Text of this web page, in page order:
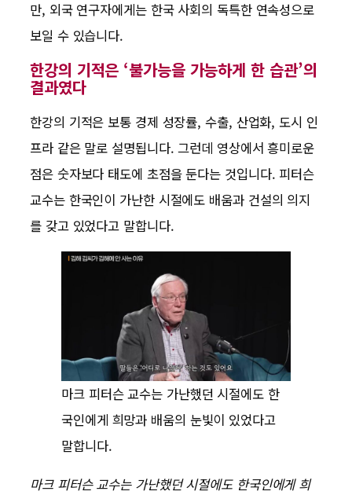
만, 외국 연구자에게는 한국 사회의 독특한 연속성으로
보일 수 있습니다.
한강의 기적은 ‘불가능을 가능하게 한 습관’의
결과였다
한강의 기적은 보통 경제 성장률, 수출, 산업화, 도시 인
프라 같은 말로 설명됩니다. 그런데 영상에서 흥미로운
점은 숫자보다 태도에 초점을 둔다는 것입니다. 피터슨
교수는 한국인이 가난한 시절에도 배움과 건설의 의지
를 갖고 있었다고 말합니다.
마크 피터슨 교수는 가난했던 시절에도 한
국인에게 희망과 배움의 눈빛이 있었다고
말합니다.
마크 피터슨 교수는 가난했던 시절에도 한국인에게 희